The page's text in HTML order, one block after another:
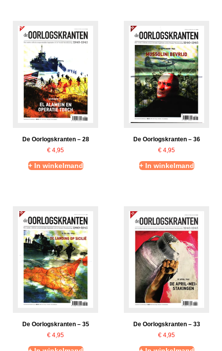
De Oorlogskranten – 28
€ 4,95
+ In winkelmand
De Oorlogskranten – 36
€ 4,95
+ In winkelmand
De Oorlogskranten – 35
€ 4,95
De Oorlogskranten – 33
€ 4,95